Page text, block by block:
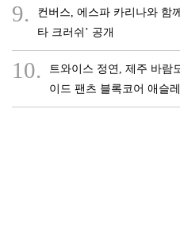
9.
컨버스, 에스파 카리나와 함
타 크러쉬’ 공개
10.
트와이스 정연, 제주 바람
이드 팬츠 블록코어 애슬